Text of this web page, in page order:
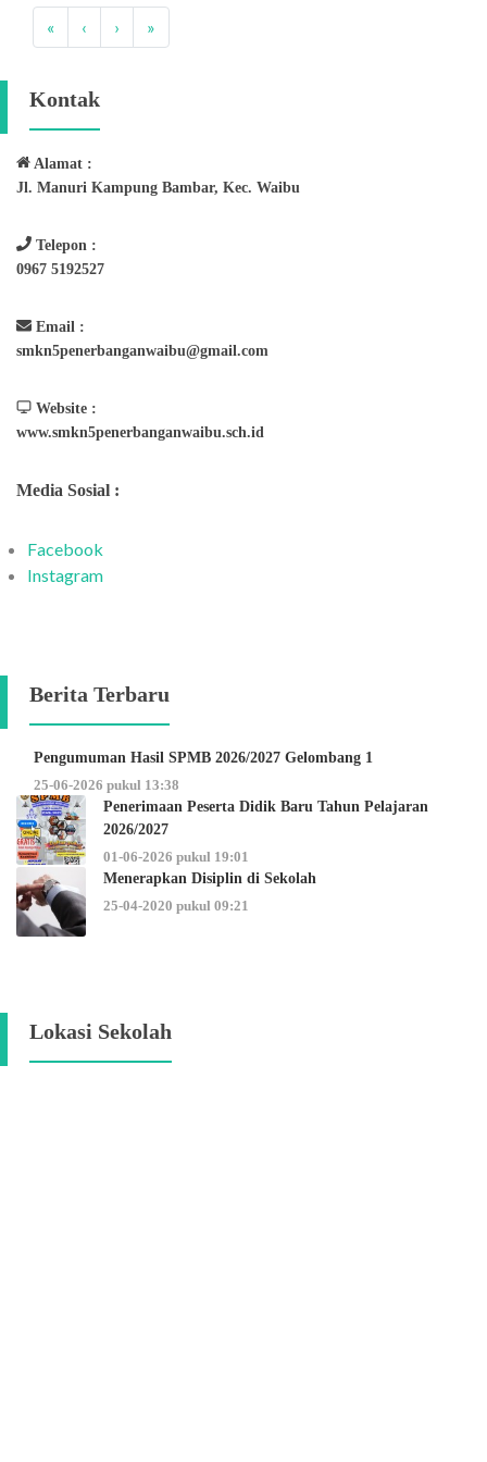
« ‹ › »
Kontak
Alamat :
Jl. Manuri Kampung Bambar, Kec. Waibu
Telepon :
0967 5192527
Email :
smkn5penerbanganwaibu@gmail.com
Website :
www.smkn5penerbanganwaibu.sch.id
Media Sosial :
Facebook
Instagram
Berita Terbaru
Pengumuman Hasil SPMB 2026/2027 Gelombang 1
25-06-2026 pukul 13:38
Penerimaan Peserta Didik Baru Tahun Pelajaran
2026/2027
01-06-2026 pukul 19:01
Menerapkan Disiplin di Sekolah
25-04-2020 pukul 09:21
Lokasi Sekolah